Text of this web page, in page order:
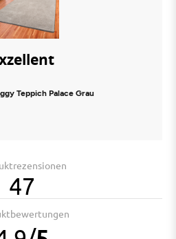
Teppich Palace Grau
47